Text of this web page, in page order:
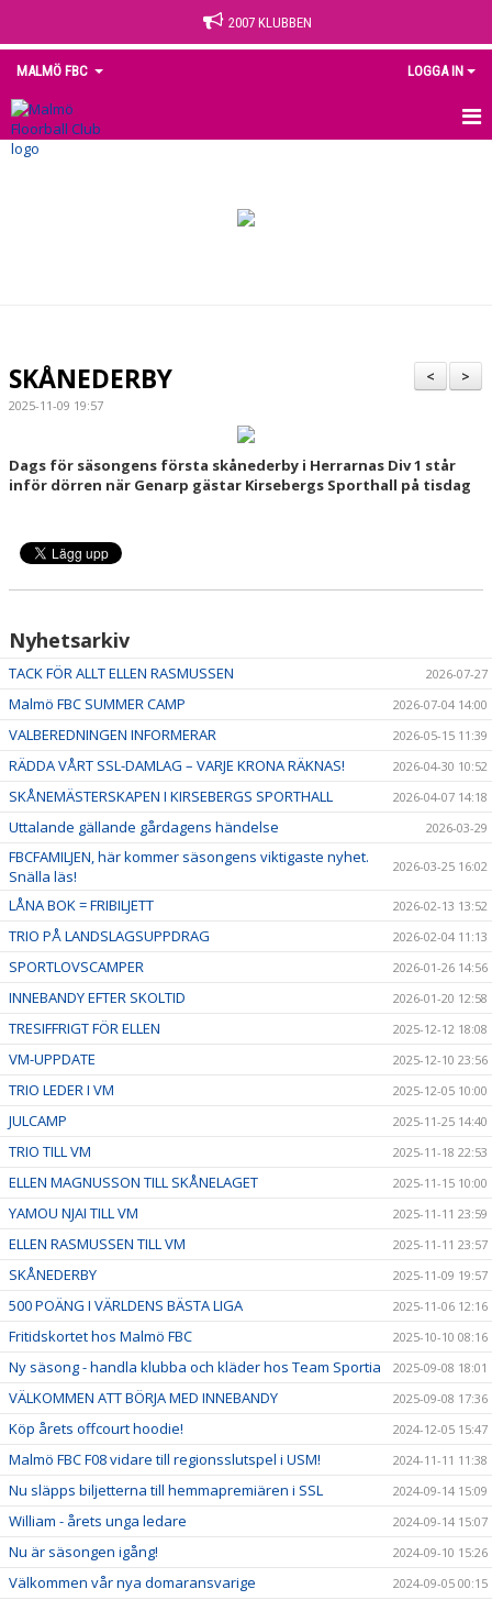
2007 KLUBBEN
MALMÖ FBC LOGGA IN
HEM
MEDLEM
>
<
SKÅNEDERBY
2025-11-09 19:57
Dags för säsongens första skånederby i Herrarnas Div 1 står
inför dörren när Genarp gästar Kirsebergs Sporthall på tisdag
Nyhetsarkiv
TACK FÖR ALLT ELLEN RASMUSSEN 2026-07-27
Malmö FBC SUMMER CAMP 2026-07-04 14:00
VALBEREDNINGEN INFORMERAR 2026-05-15 11:39
RÄDDA VÅRT SSL-DAMLAG – VARJE KRONA RÄKNAS! 2026-04-30 10:52
SKÅNEMÄSTERSKAPEN I KIRSEBERGS SPORTHALL 2026-04-07 14:18
Uttalande gällande gårdagens händelse 2026-03-29
FBCFAMILJEN, här kommer säsongens viktigaste nyhet.
Snälla läs!
2026-03-25 16:02
LÅNA BOK = FRIBILJETT 2026-02-13 13:52
TRIO PÅ LANDSLAGSUPPDRAG 2026-02-04 11:13
SPORTLOVSCAMPER 2026-01-26 14:56
INNEBANDY EFTER SKOLTID 2026-01-20 12:58
TRESIFFRIGT FÖR ELLEN 2025-12-12 18:08
VM-UPPDATE 2025-12-10 23:56
TRIO LEDER I VM 2025-12-05 10:00
JULCAMP 2025-11-25 14:40
TRIO TILL VM 2025-11-18 22:53
ELLEN MAGNUSSON TILL SKÅNELAGET 2025-11-15 10:00
YAMOU NJAI TILL VM 2025-11-11 23:59
ELLEN RASMUSSEN TILL VM 2025-11-11 23:57
SKÅNEDERBY 2025-11-09 19:57
500 POÄNG I VÄRLDENS BÄSTA LIGA 2025-11-06 12:16
Fritidskortet hos Malmö FBC 2025-10-10 08:16
Ny säsong - handla klubba och kläder hos Team Sportia 2025-09-08 18:01
VÄLKOMMEN ATT BÖRJA MED INNEBANDY 2025-09-08 17:36
Köp årets offcourt hoodie! 2024-12-05 15:47
Malmö FBC F08 vidare till regionsslutspel i USM! 2024-11-11 11:38
Nu släpps biljetterna till hemmapremiären i SSL 2024-09-14 15:09
William - årets unga ledare 2024-09-14 15:07
Nu är säsongen igång! 2024-09-10 15:26
Välkommen vår nya domaransvarige 2024-09-05 00:15